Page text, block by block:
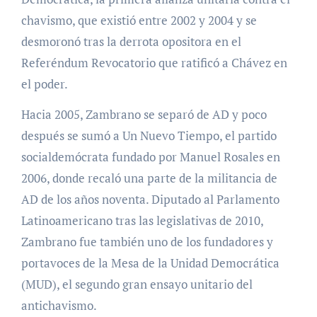
chavismo, que existió entre 2002 y 2004 y se
desmoronó tras la derrota opositora en el
Referéndum Revocatorio que ratificó a Chávez en
el poder.
Hacia 2005, Zambrano se separó de AD y poco
después se sumó a Un Nuevo Tiempo, el partido
socialdemócrata fundado por Manuel Rosales en
2006, donde recaló una parte de la militancia de
AD de los años noventa. Diputado al Parlamento
Latinoamericano tras las legislativas de 2010,
Zambrano fue también uno de los fundadores y
portavoces de la Mesa de la Unidad Democrática
(MUD), el segundo gran ensayo unitario del
antichavismo.